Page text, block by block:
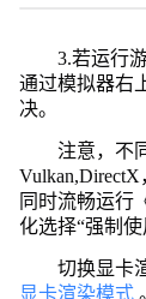
3.若运行
通过模拟器右
决。
注意，不
同时流畅运行
化选择“强制使
切换显卡
显卡渲染模式